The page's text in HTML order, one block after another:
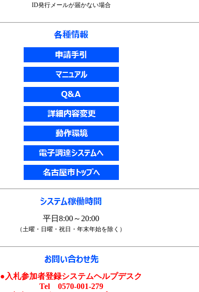
ID発行メールが届かない場合
平日8:00～20:00
（土曜・日曜・祝日・年末年始を除く）
●入札参加者登録システムヘルプデスク
Tel 0570-001-279